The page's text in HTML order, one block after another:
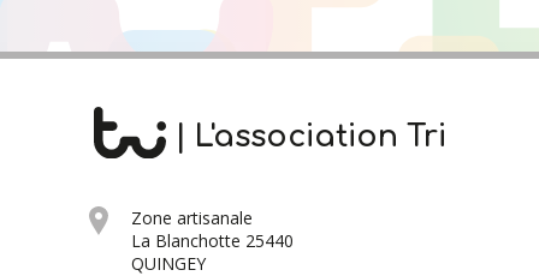
| L'association Tri
Zone artisanale
La Blanchotte 25440
QUINGEY